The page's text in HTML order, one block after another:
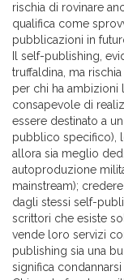
rischia di rovinare
qualifica come
pubblicazioni in
Il self-publishing,
truffaldina, ma
per chi ha ambizioni
consapevole di
essere destinato a
pubblico specifico),
allora sia meglio
autoproduzione
mainstream);
dagli stessi self-
scrittori che esiste
vende loro servizi
publishing sia una
significa